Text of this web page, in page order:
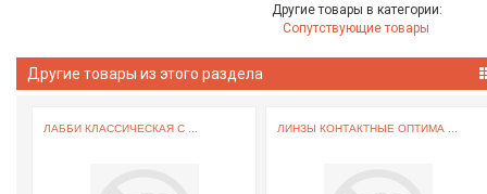
Другие товары в категории:
Сопутствующие товары
Другие товары из этого раздела
ЛАББИ КЛАССИЧЕСКАЯ С ... ЛИНЗЫ КОНТАКТНЫЕ ОПТИМА ...